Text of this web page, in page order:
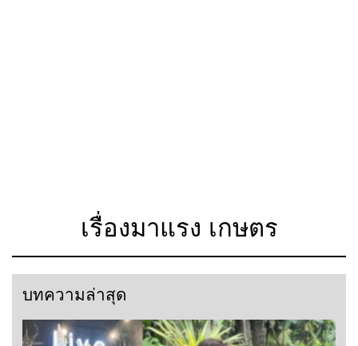
เรื่องมาแรง เกษตร
บทความล่าสุด